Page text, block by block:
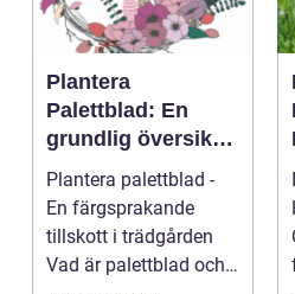
Plantera
Palettblad: En
grundlig översikt
och presentation
Plantera palettblad -
En färgsprakande
tillskott i trädgården
Vad är palettblad och